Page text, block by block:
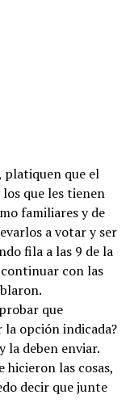
platiquen que el
que les tienen
familiares y de
a votar y ser
fila a las 9 de la
con las
que
opción indicada?
la deben enviar.
hicieron las cosas,
decir que junte